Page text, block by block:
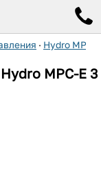
· Hydro MPC-E
MPC-E 3